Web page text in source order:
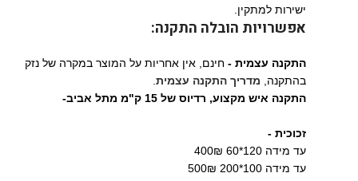
ישירות למתקין.
אפשרויות הובלה התקנה:
התקנה עצמית - חינם, אין אחריות על המוצר במקרה של נזק
בהתקנה, מדריך התקנה עצמית.
התקנה איש מקצוע, רדיוס של 15 ק"מ מתל אביב-
זכוכית -
עד מידה 120*60 400₪
עד מידה 100*200 500₪